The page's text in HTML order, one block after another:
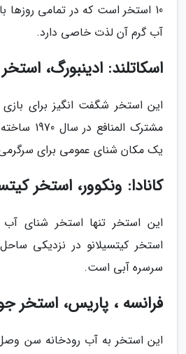
10 استخر است که در تمامی
آب گرم آن لذت خاصی دارد.
اسکاتلند: ادینبورگ،
این استخر شگفت انگیز برای
مشترک
یک مکان شنای عمومی برای
کانادا: ونکوور، استخر
این استخر تنها استخر شنای
سرسره آبی است.
فرانسه ، پاریس، استخر
این استخر به آب رودخانه سن